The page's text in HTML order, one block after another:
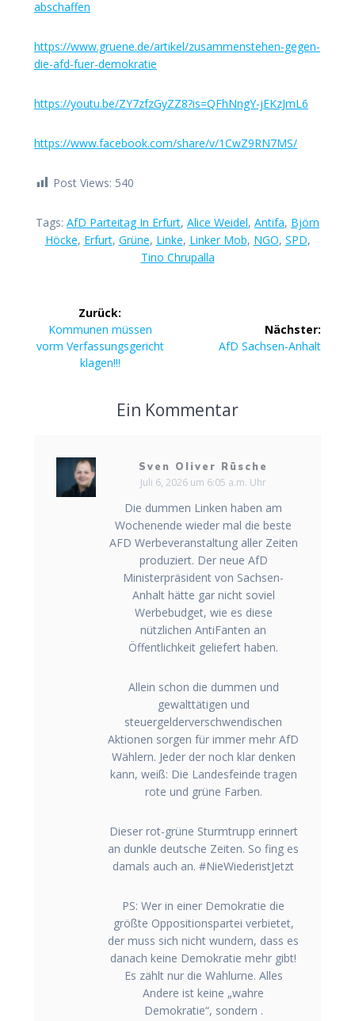
abschaffen
https://www.gruene.de/artikel/zusammenstehen-gegen-
die-afd-fuer-demokratie
https://youtu.be/ZY7zfzGyZZ8?is=QFhNngY-jEKzJmL6
https://www.facebook.com/share/v/1CwZ9RN7MS/
Post Views: 540
Tags: AfD Parteitag In Erfurt, Alice Weidel, Antifa, Björn
Höcke, Erfurt, Grüne, Linke, Linker Mob, NGO, SPD,
Tino Chrupalla
Beitragsnavigation
Zurück:
Vorheriger
Beitrag:
Kommunen müssen
vorm Verfassungsgericht
klagen!!!
Nächster:
Nächster
AfD Sachsen-Anhalt
Ein Kommentar
Sven Oliver Rüsche
Juli 6, 2026 um 6:05 a.m. Uhr
Die dummen Linken haben am
Wochenende wieder mal die beste
AFD Werbeveranstaltung aller Zeiten
produziert. Der neue AfD
Ministerpräsident von Sachsen-
Anhalt hätte gar nicht soviel
Werbebudget, wie es diese
nützlichen AntiFanten an
Öffentlichkeit geliefert haben.
Allein schon die dummen und
gewalttätigen und
steuergelderverschwendischen
Aktionen sorgen für immer mehr AfD
Wählern. Jeder der noch klar denken
kann, weiß: Die Landesfeinde tragen
rote und grüne Farben.
Dieser rot-grüne Sturmtrupp erinnert
an dunkle deutsche Zeiten. So fing es
damals auch an. #NieWiederistJetzt
PS: Wer in einer Demokratie die
größte Oppositionspartei verbietet,
der muss sich nicht wundern, dass es
danach keine Demokratie mehr gibt!
Es zählt nur die Wahlurne. Alles
Andere ist keine „wahre
Demokratie“, sondern .